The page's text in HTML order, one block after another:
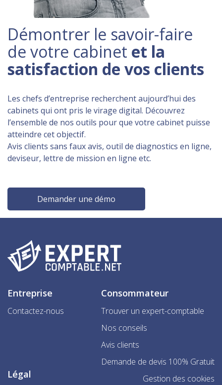
Démontrer le savoir-faire
de votre cabinet et la
satisfaction de vos clients
Les chefs d’entreprise recherchent aujourd’hui des
cabinets qui ont pris le virage digital. Découvrez
l’ensemble de nos outils pour que votre cabinet puisse
atteindre cet objectif.
Avis clients sans faux avis, outil de diagnostics en ligne,
deviseur, lettre de mission en ligne etc.
Demander une démo
Entreprise
Contactez-nous
Consommateur
Trouver un expert-comptable
Nos conseils
Avis clients
Demande de devis 100% Gratuit
Légal Gestion des cookies